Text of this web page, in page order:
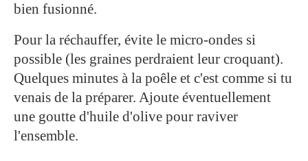
bien fusionné.
Pour la réchauffer, évite le micro-ondes si
possible (les graines perdraient leur croquant).
Quelques minutes à la poêle et c'est comme si tu
venais de la préparer. Ajoute éventuellement
une goutte d'huile d'olive pour raviver
l'ensemble.